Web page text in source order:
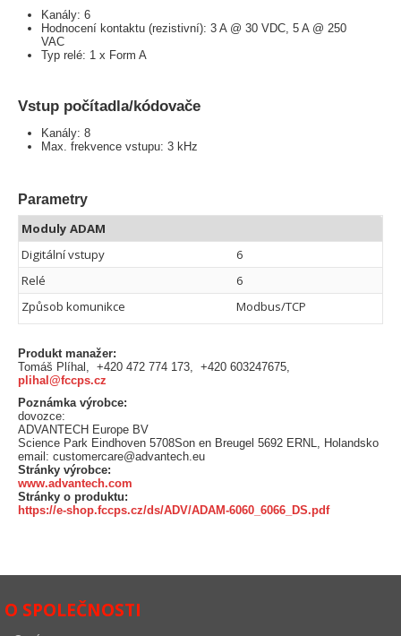
Kanály: 6
Hodnocení kontaktu (rezistivní): 3 A @ 30 VDC, 5 A @ 250
VAC
Typ relé: 1 x Form A
Vstup počítadla/kódovače
Kanály: 8
Max. frekvence vstupu: 3 kHz
Parametry
Moduly ADAM
Digitální vstupy
6
Relé
6
Způsob komunikce
Modbus/TCP
Produkt manažer:
Tomáš Plíhal, +420 472 774 173, +420 603247675,
plihal@fccps.cz
Poznámka výrobce:
dovozce:
ADVANTECH Europe BV
Science Park Eindhoven 5708Son en Breugel 5692 ERNL, Holandsko
email: customercare@advantech.eu
Stránky výrobce:
www.advantech.com
Stránky o produktu:
https://e-shop.fccps.cz/ds/ADV/ADAM-6060_6066_DS.pdf
O SPOLEČNOSTI